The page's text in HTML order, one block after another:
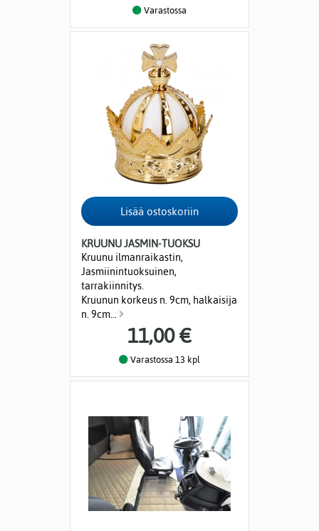
Varastossa
KRUUNU JASMIN-TUOKSU
Kruunu ilmanraikastin,
Jasmiinintuoksuinen,
tarrakiinnitys.
Kruunun korkeus n. 9cm, halkaisija
n. 9cm...
11,00 €
Varastossa 13 kpl